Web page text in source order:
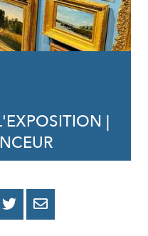
|
PARTAGER
PARTAGER